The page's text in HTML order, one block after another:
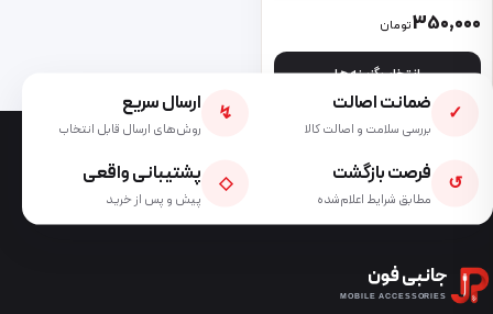
350,000تومان
انتخاب گزینه ها
این محصول دارای انواع مختلفی می باشد. گزینه ها ممکن است در
✓ ضمانت اصالت
بررسی سلامت و اصالت کالا
↯ ارسال سریع
روش‌های ارسال قابل انتخاب
↺ فرصت بازگشت
مطابق شرایط اعلام‌شده
◇ پشتیبانی واقعی
پیش و پس از خرید
جانبی فون
MOBILE ACCESSORIES